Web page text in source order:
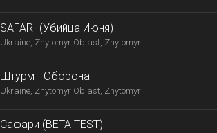
SAFARI (Убийца Июня)
Ukraine, Zhytomyr Oblast, Zhytomyr
Штурм - Оборона
Ukraine, Zhytomyr Oblast, Zhytomyr
Сафари (BETA TEST)